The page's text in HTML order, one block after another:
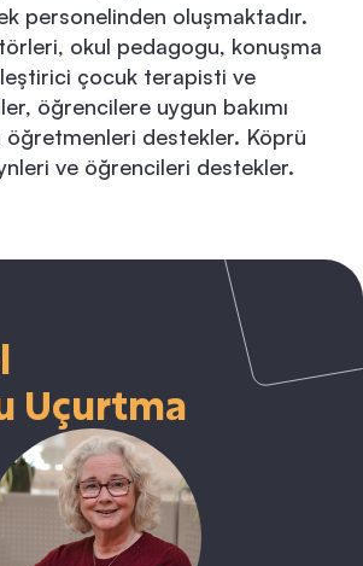
personelinden oluşmaktadır.
okul pedagogu, konuşma
çocuk terapisti ve
öğrencilere uygun bakımı
öğretmenleri destekler. Köprü
ve öğrencileri destekler.
Uçurtma